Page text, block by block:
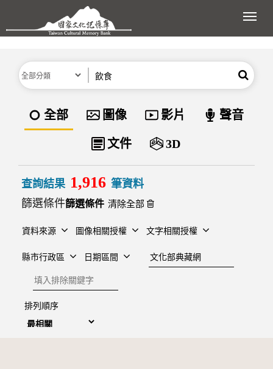
跳到主要內容區塊
展
分類 搜尋
資料類型
全部 圖像 影片 聲音
文件 3D
查詢結果 1,916 筆資料
篩選條件
清除全部
資料來源 圖像相關授權 文字相關授權
縣市行政區 日期區間
建檔單位
排除關鍵字
排列順序